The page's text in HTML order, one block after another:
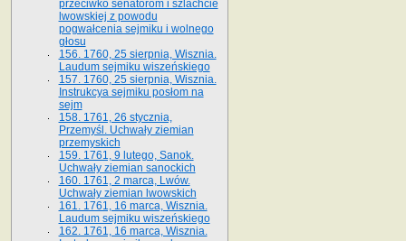
przeciwko senatorom i szlachcie
lwowskiej z po­wodu
pogwałcenia sejmiku i wolnego
głosu
156. 1760, 25 sierpnia, Wisznia.
Laudum sejmiku wiszeńskiego
157. 1760, 25 sierpnia, Wisznia.
Instrukcya sejmiku posłom na
sejm
158. 1761, 26 stycznia,
Przemyśl. Uchwały ziemian
przemyskich
159. 1761, 9 lutego, Sanok.
Uchwały ziemian sanockich
160. 1761, 2 marca, Lwów.
Uchwały ziemian lwowskich
161. 1761, 16 marca, Wisznia.
Laudum sejmiku wiszeńskiego
162. 1761, 16 marca, Wisznia.